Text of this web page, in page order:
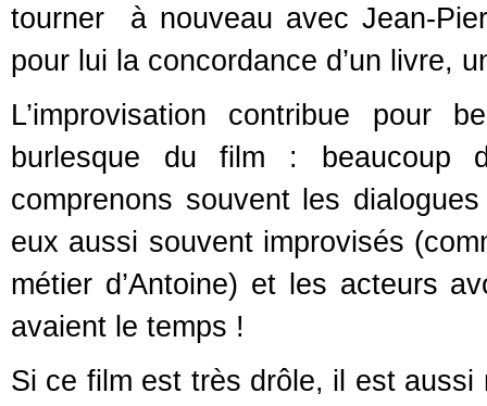
tourner à nouveau avec Jean-
pour lui la concordance d’un livre,
L’improvisation contribue pour
burlesque du film : beaucoup
comprenons souvent les
eux aussi souvent improvisés
métier d’Antoine) et les acteurs
avaient le temps !
Si ce film est très drôle, il est